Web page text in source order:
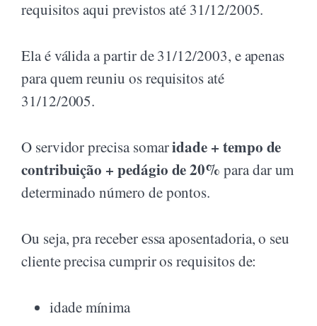
requisitos aqui previstos até 31/12/2005.
Ela é válida a partir de 31/12/2003, e apenas
para quem reuniu os requisitos até
31/12/2005.
O servidor precisa somaridade + tempo de
contribuição + pedágio de 20% para dar um
determinado número de pontos.
Ou seja, pra receber essa aposentadoria, o seu
cliente precisa cumprir os requisitos de:
idade mínima